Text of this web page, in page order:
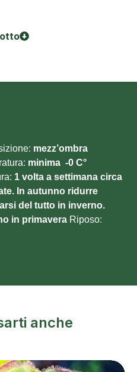
mezz’ombra
minima -0 C°
1 volta a settimana circa
In autunno ridurre
del tutto in inverno.
in primavera Riposo:
anche